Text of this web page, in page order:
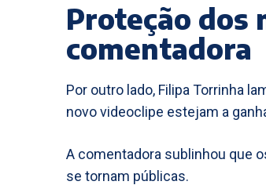
Proteção dos
comentadora
Por outro lado, Filipa Torrinha
novo videoclipe estejam a
A comentadora sublinhou que
se tornam públicas.